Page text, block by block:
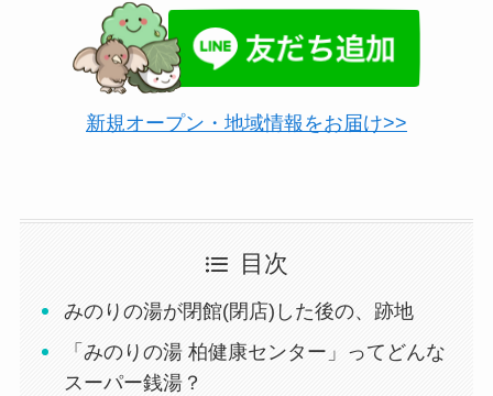
新規オープン・地域情報をお届け>>
目次
みのりの湯が閉館(閉店)した後の、跡地
「みのりの湯 柏健康センター」ってどんな
スーパー銭湯？